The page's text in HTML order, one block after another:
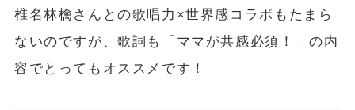
椎名林檎さんとの歌唱力×世界感コラボもたまら
ないのですが、歌詞も
「ママが共感必須！」の内
容でとってもオススメです！